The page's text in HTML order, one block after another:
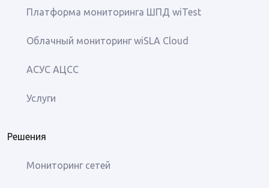
Платформа мониторинга ШПД wiTest
Облачный мониторинг wiSLA Cloud
АСУС АЦСС
Услуги
Решения
Мониторинг сетей